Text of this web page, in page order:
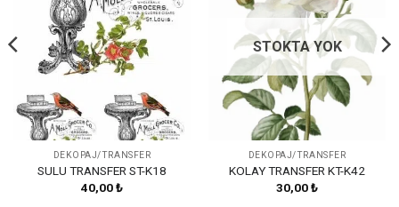
DEKOPAJ/TRANSFER
SULU TRANSFER ST-K18
40,00₺
STOKTA YOK
DEKOPAJ/TRANSFER
KOLAY TRANSFER KT-K42
30,00₺